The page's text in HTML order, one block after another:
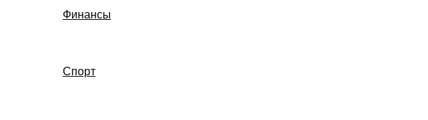
Финансы
Спорт